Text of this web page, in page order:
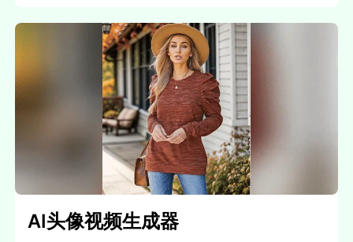
AI头像视频生成器